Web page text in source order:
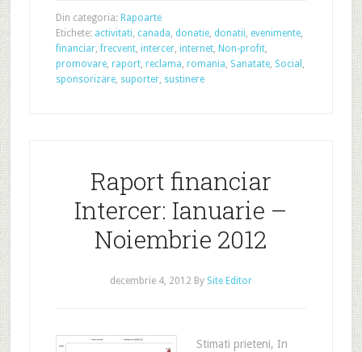
Din categoria: Rapoarte
Etichete: activitati, canada, donatie, donatii, evenimente,
financiar,frecvent, intercer, internet, Non-profit,
promovare, raport, reclama, romania, Sanatate, Social ,
sponsorizare, suporter, sustinere
Raport financiar
Intercer: Ianuarie –
Noiembrie 2012
decembrie 4, 2012 By Site Editor
Stimati prieteni, In